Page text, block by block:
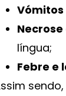
língua;
Febre e